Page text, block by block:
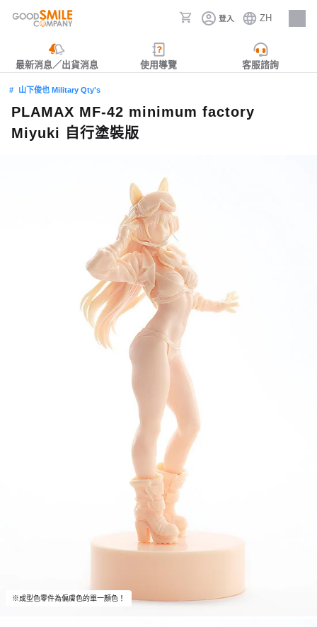
登入 ZH
人才招募
最新消息／出貨消息 使用導覽 客服諮詢
山下俊也 Military Qty's
PLAMAX MF-42 minimum factory
Miyuki 自行塗裝版
※成型色零件為偏膚色的單一顏色！